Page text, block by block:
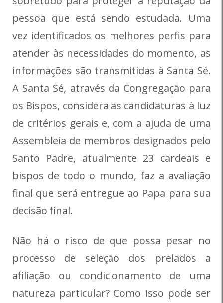
pessoa que está sendo estudada. Uma
vez identificados os melhores perfis para
atender às necessidades do momento, as
informações são transmitidas à Santa Sé.
A Santa Sé, através da Congregação para
os Bispos, considera as candidaturas à luz
de critérios gerais e, com a ajuda de uma
Assembleia de membros designados pelo
Santo Padre, atualmente 23 cardeais e
bispos de todo o mundo, faz a avaliação
final que será entregue ao Papa para sua
decisão final.
Não há o risco de que possa pesar no
processo de seleção dos prelados a
afiliação ou condicionamento de uma
natureza particular? Como isso pode ser